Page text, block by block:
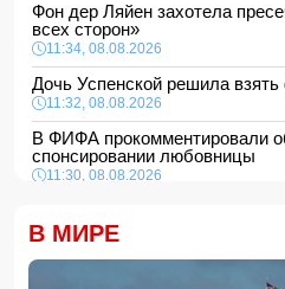
Фон дер Ляйен захотела
всех сторон»
11:34, 08.08.2026
Дочь Успенской решила
11:32, 08.08.2026
В ФИФА прокомментировали
спонсировании любовницы
11:30, 08.08.2026
установки на 400 млн
Миру грозит дефицит
В МИРЕ